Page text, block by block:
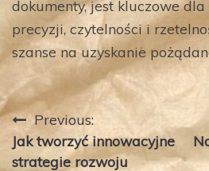
dokumenty, jest kluczowe
precyzji, czytelności i
szanse na uzyskanie
Nawigacja
wpisu
Previous:
Jak tworzyć innowacyjne
strategie rozwoju